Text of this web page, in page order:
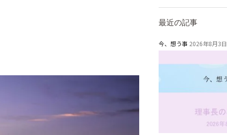
最近の記事
今、想う事 2026年8月3日